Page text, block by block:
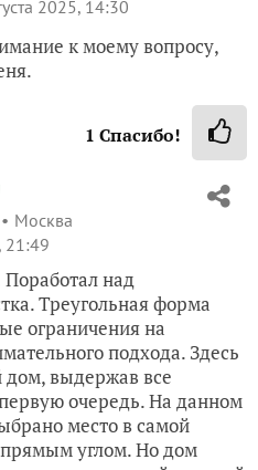
2025, 14:30
к моему вопросу,
1 Спасибо!
Москва
21:49
Поработал над
Треугольная форма
ограничения на
подхода. Здесь
дом, выдержав все
очередь. На данном
место в самой
прямым углом. Но дом